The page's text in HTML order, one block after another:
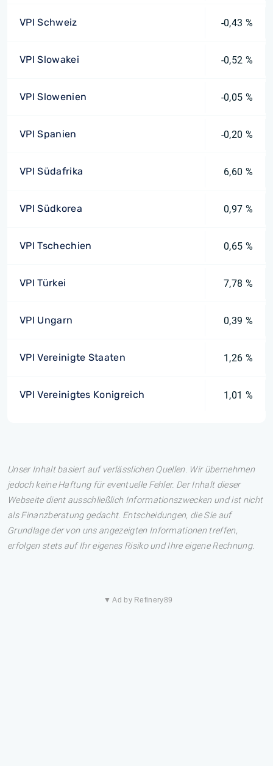
VPI Schweiz -0,43 %
VPI Slowakei -0,52 %
VPI Slowenien -0,05 %
VPI Spanien -0,20 %
VPI Südafrika 6,60 %
VPI Südkorea 0,97 %
VPI Tschechien 0,65 %
VPI Türkei 7,78 %
VPI Ungarn 0,39 %
VPI Vereinigte Staaten 1,26 %
VPI Vereinigtes Konigreich 1,01 %
Unser Inhalt basiert auf verlässlichen Quellen. Wir übernehmen
jedoch keine Haftung für eventuelle Fehler. Der Inhalt dieser
Webseite dient ausschließlich Informationszwecken und ist nicht
als Finanzberatung gedacht. Entscheidungen, die Sie auf
Grundlage der von uns angezeigten Informationen treffen,
erfolgen stets auf Ihr eigenes Risiko und Ihre eigene Rechnung.
▼ Ad by Refinery89